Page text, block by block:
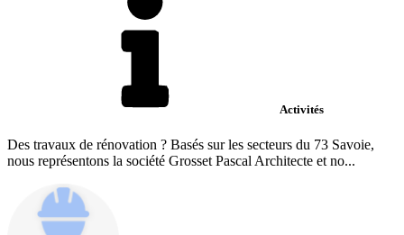
Activités
Des travaux de rénovation ? Basés sur les secteurs du 73 Savoie,
nous représentons la société Grosset Pascal Architecte et no...